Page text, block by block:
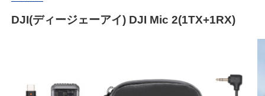
DJI(ディージェーアイ) DJI Mic 2(1TX+1RX)